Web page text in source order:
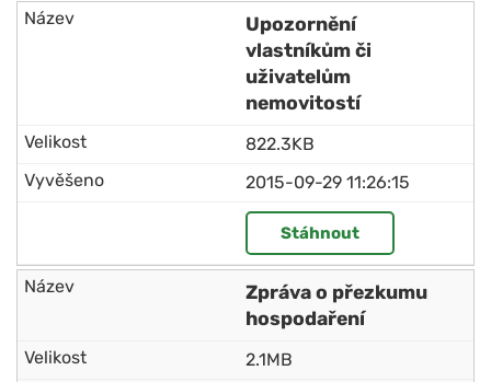
Upozornění
vlastníkům či
uživatelům
nemovitostí
822.3KB
2015-09-29 11:26:15
Stáhnout
Zpráva o přezkumu
hospodaření
2.1MB